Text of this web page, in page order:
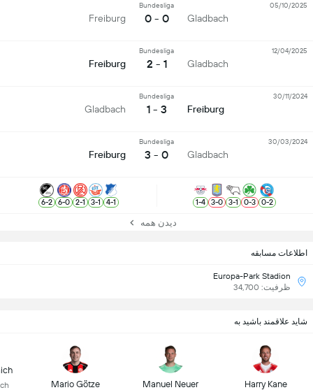
اطلاعات مسابقه
Europa-Park Stadion
ظرفیت: 34,700
Gladbach
Bundesliga
0 - 0
Freiburg
05/10/2025
Gladbach
Bundesliga
1 - 2
Freiburg
12/04/2025
Freiburg
Bundesliga
3 - 1
Gladbach
30/11/2024
Gladbach
Bundesliga
0 - 3
Freiburg
30/03/2024
2
-
0
3
-
0
1
-
3
0
-
3
4
-
1
1
-
4
1
-
3
1
-
2
0
-
6
2
-
6
دیدن همه
شاید علاقمند باشید به
Harry Kane
Manuel Neuer
Mario Götze